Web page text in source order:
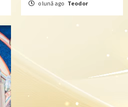
o lună ago Teodor